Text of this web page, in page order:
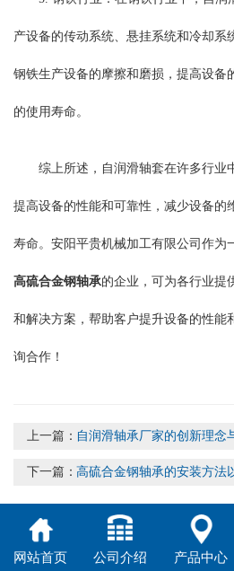
产设备的传动系统、悬挂系统和冷却系
钢铁生产设备的摩擦和磨损，提高设备
的使用寿命。
综上所述，自润滑轴套在许多行业
提高设备的性能和可靠性，减少设备的
寿命。安阳平贵机械加工有限公司作为
高硫合金钢轴承的企业，可为各行业提
和解决方案，帮助客户提升设备的性能
询合作！
上一篇： 自润滑轴承厂家的创新理念
下一篇：高硫合金钢轴承的安装方法
网站首页 公司介绍 产品中心